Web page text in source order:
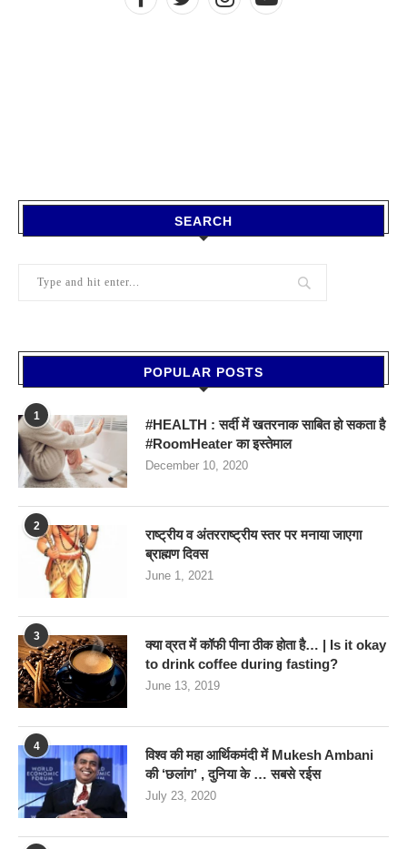
SEARCH
POPULAR POSTS
1
#HEALTH : सर्दी में खतरनाक साबित हो सकता है
#RoomHeater का इस्तेमाल
December 10, 2020
2
राष्ट्रीय व अंतरराष्ट्रीय स्तर पर मनाया जाएगा
ब्राह्मण दिवस
June 1, 2021
3
क्या व्रत में कॉफी पीना ठीक होता है… | Is it okay
to drink coffee during fasting?
June 13, 2019
4
विश्व की महा आर्थिकमंदी में Mukesh Ambani
की ‘छलांग’ , दुनिया के … सबसे रईस
July 23, 2020